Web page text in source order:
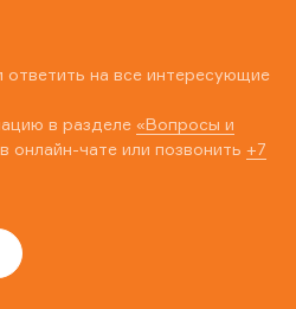
на все интересующие
в разделе «Вопросы и
онлайн-чате или позвонить +7